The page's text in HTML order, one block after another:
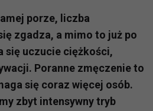
porze, liczba
zgadza, a mimo to już po
się uczucie ciężkości,
Poranne zmęczenie to
się coraz więcej osób.
zbyt intensywny tryb